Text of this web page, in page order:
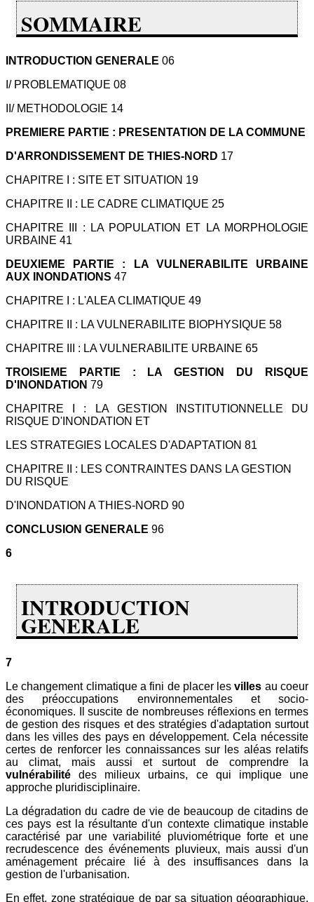
SOMMAIRE
INTRODUCTION GENERALE 06
I/ PROBLEMATIQUE 08
II/ METHODOLOGIE 14
PREMIERE PARTIE : PRESENTATION DE LA COMMUNE
D'ARRONDISSEMENT DE THIES-NORD 17
CHAPITRE I : SITE ET SITUATION 19
CHAPITRE II : LE CADRE CLIMATIQUE 25
CHAPITRE III : LA POPULATION ET LA MORPHOLOGIE
URBAINE 41
DEUXIEME PARTIE : LA VULNERABILITE URBAINE
AUX INONDATIONS 47
CHAPITRE I : L'ALEA CLIMATIQUE 49
CHAPITRE II : LA VULNERABILITE BIOPHYSIQUE 58
CHAPITRE III : LA VULNERABILITE URBAINE 65
TROISIEME PARTIE : LA GESTION DU RISQUE
D'INONDATION 79
CHAPITRE I : LA GESTION INSTITUTIONNELLE DU
RISQUE D'INONDATION ET
LES STRATEGIES LOCALES D'ADAPTATION 81
CHAPITRE II : LES CONTRAINTES DANS LA GESTION
DU RISQUE
D'INONDATION A THIES-NORD 90
CONCLUSION GENERALE 96
6
INTRODUCTION
GENERALE
7
Le changement climatique a fini de placer lesvilles au coeur
des préoccupations environnementales et socio-
économiques. Il suscite de nombreuses réflexions en termes
de gestion des risques et des stratégies d'adaptation surtout
dans les villes des pays en développement. Cela nécessite
certes de renforcer les connaissances sur les aléas relatifs
au climat, mais aussi et surtout de comprendre la
vulnérabilitédes milieux urbains, ce qui implique une
approche pluridisciplinaire.
La dégradation du cadre de vie de beaucoup de citadins de
ces pays est la résultante d'un contexte climatique instable
caractérisé par une variabilité pluviométrique forte et une
recrudescence des événements pluvieux, mais aussi d'un
aménagement précaire lié à des insuffisances dans la
gestion de l'urbanisation.
En effet, zone stratégique de par sa situation géographique,